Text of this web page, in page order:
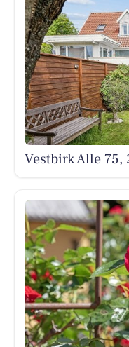
Vestbirk Alle 75,